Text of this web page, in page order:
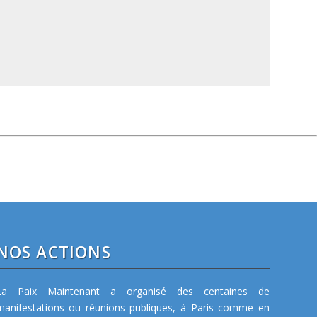
ACTIONS
Paix Maintenant a organisé des centaines de
ou réunions publiques, à Paris comme en